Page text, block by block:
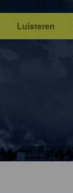
Luisteren